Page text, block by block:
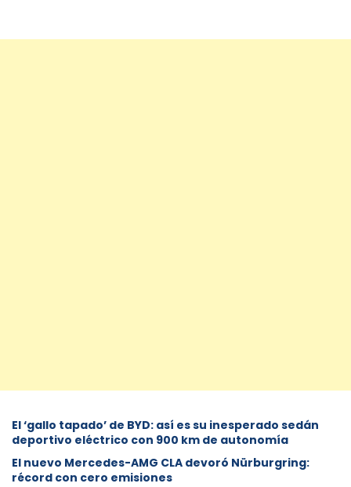
El ‘gallo tapado’ de BYD: así es su inesperado sedán
deportivo eléctrico con 900 km de autonomía
El nuevo Mercedes-AMG CLA devoró Nürburgring:
récord con cero emisiones